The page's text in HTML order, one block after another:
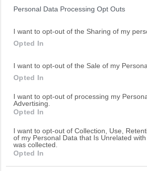
Personal Data Processing Opt Outs
I want to opt-out of the Sharing of my
Opted In
I want to opt-out of the Sale of my
Opted In
I want to opt-out of processing my
Advertising.
Opted In
I want to opt-out of Collection, Use,
of my Personal Data that Is Unrelated
was collected.
Opted In